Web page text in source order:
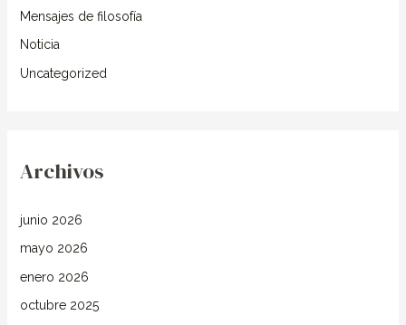
Mensajes de filosofía
Noticia
Uncategorized
Archivos
junio 2026
mayo 2026
enero 2026
octubre 2025